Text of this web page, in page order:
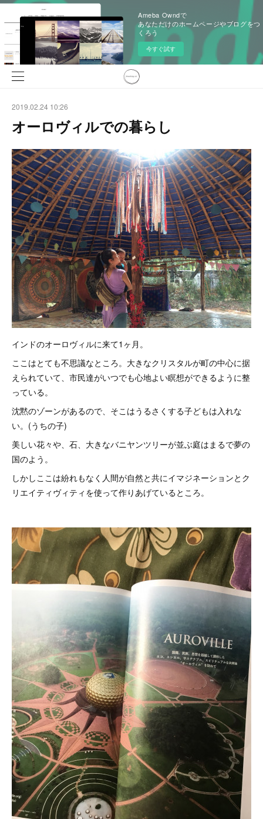
Ameba Owndで
あなただけのホームページやブログをつ
くろう
今すぐ試す
2019.02.24 10:26
オーロヴィルでの暮らし
インドのオーロヴィルに来て1ヶ月。
ここはとても不思議なところ。大きなクリスタルが町の中心に据
えられていて、市民達がいつでも心地よい瞑想ができるように整
っている。
沈黙のゾーンがあるので、そこはうるさくする子どもは入れな
い。(うちの子)
美しい花々や、石、大きなバニヤンツリーが並ぶ庭はまるで夢の
国のよう。
しかしここは紛れもなく人間が自然と共にイマジネーションとク
リエイティヴィティを使って作りあげているところ。